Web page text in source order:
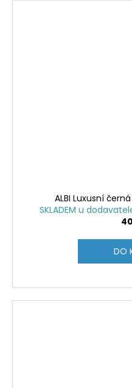
ALBI Luxusní
SKLADEM u
DO